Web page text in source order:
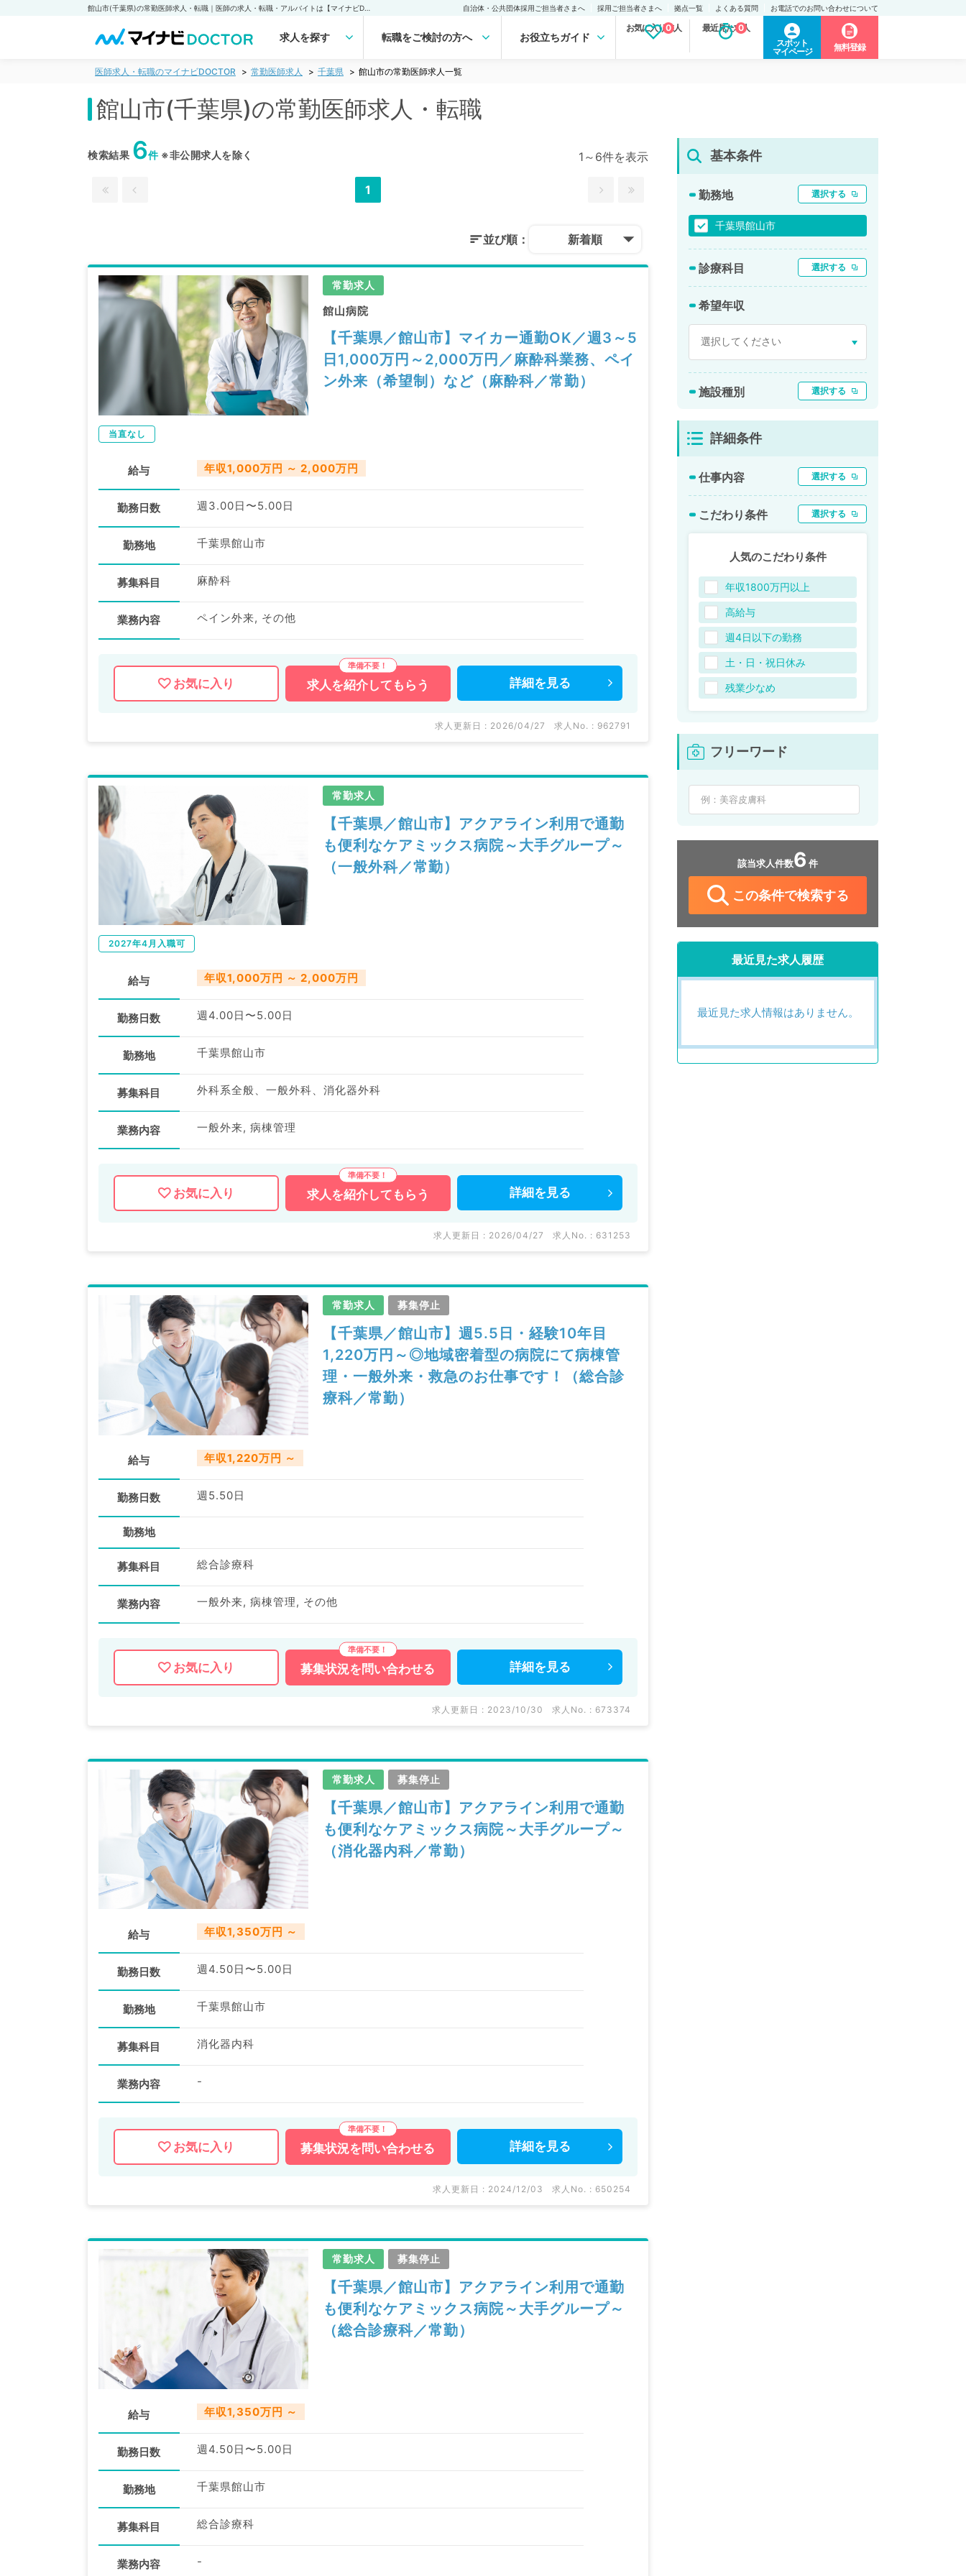
自治体・公共団体採用ご担当者さまへ 採用ご担当者さまへ 拠点一覧 よくある質問 お電話でのお問い合わせについて
求人を探す 転職をご検討の方へ お役立ちガイド
お気に入り求人
0 最近見た求人
0
スポット
マイページ
無料登録
医師求人・転職のマイナビDOCTOR 常勤医師求人 千葉県 館山市の常勤医師求人一覧
館山市(千葉県)の常勤医師求人・転職
検索結果 6件※非公開求人を除く 1～6件を表示
1
並び順： 新着順
常勤求人
館山病院
【千葉県／館山市】マイカー通勤OK／週3～5
日1,000万円～2,000万円／麻酔科業務、ペイ
ン外来（希望制）など（麻酔科／常勤）
当直なし
給与 年収1,000万円 ～ 2,000万円
勤務日数 週3.00日〜5.00日
勤務地 千葉県館山市
募集科目 麻酔科
業務内容 ペイン外来, その他
お気に入り 求人を紹介してもらう 詳細を 見る
求人更新日 : 2026/04/27 求人No. : 962791
常勤求人
【千葉県／館山市】アクアライン利用で通勤
も便利なケアミックス病院～大手グループ～
（一般外科／常勤）
2027年4月入職可
給与 年収1,000万円 ～ 2,000万円
勤務日数 週4.00日〜5.00日
勤務地 千葉県館山市
募集科目 外科系全般、一般外科、消化器外科
業務内容 一般外来, 病棟管理
お気に入り 求人を紹介してもらう 詳細を 見る
求人更新日 : 2026/04/27 求人No. : 631253
常勤求人 募集停止
【千葉県／館山市】週5.5日・経験10年目
1,220万円～◎地域密着型の病院にて病棟管
理・一般外来・救急のお仕事です！（総合診
療科／常勤）
給与 年収1,220万円 ～
勤務日数 週5.50日
勤務地
募集科目 総合診療科
業務内容 一般外来, 病棟管理, その他
お気に入り 募集状況を 問い合わせる 詳細を 見る
求人更新日 : 2023/10/30 求人No. : 673374
常勤求人 募集停止
【千葉県／館山市】アクアライン利用で通勤
も便利なケアミックス病院～大手グループ～
（消化器内科／常勤）
給与 年収1,350万円 ～
勤務日数 週4.50日〜5.00日
勤務地 千葉県館山市
募集科目 消化器内科
業務内容 -
お気に入り 募集状況を 問い合わせる 詳細を 見る
求人更新日 : 2024/12/03 求人No. : 650254
常勤求人 募集停止
【千葉県／館山市】アクアライン利用で通勤
も便利なケアミックス病院～大手グループ～
（総合診療科／常勤）
給与 年収1,350万円 ～
勤務日数 週4.50日〜5.00日
勤務地 千葉県館山市
募集科目 総合診療科
業務内容 -
基本条件
勤務地 選択する
千葉県館山市
診療科目 選択する
希望年収
施設種別 選択する
詳細条件
仕事内容 選択する
こだわり条件 選択する
人気のこだわり条件
年収1800万円以上
高給与
週4日以下の勤務
土・日・祝日休み
残業少なめ
フリーワード
該当求人件数6 件
この条件で検索する
最近見た求人履歴
最近見た求人情報はありません。